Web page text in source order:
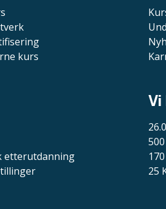
kurs
etterutdanning
Vi
25